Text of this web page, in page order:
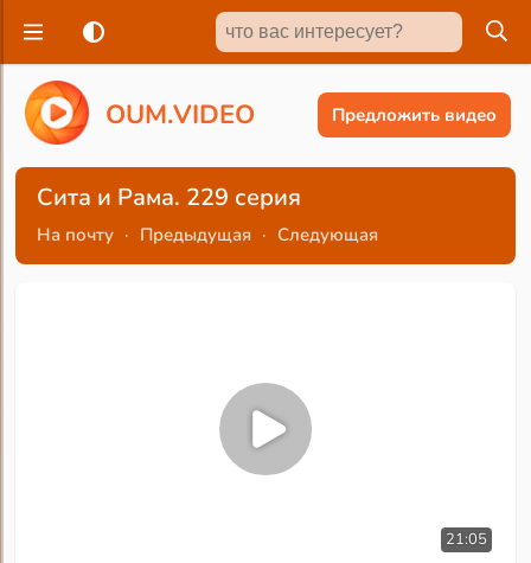
OUM.VIDEO Предложить видео
Сита и Рама. 229 серия
На почту · Предыдущая · Следующая
21:05